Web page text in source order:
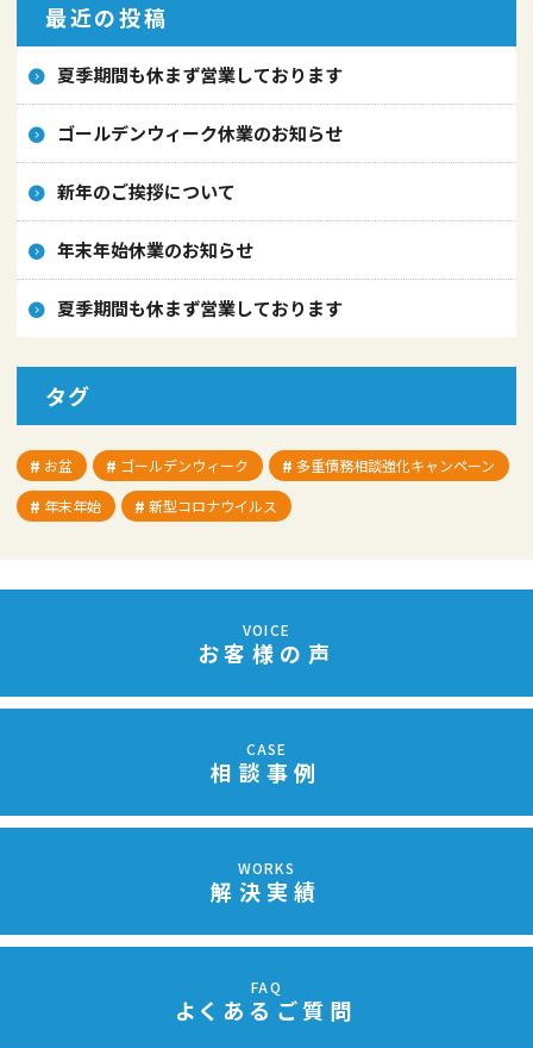
最近の投稿
夏季期間も休まず営業しております
ゴールデンウィーク休業のお知らせ
新年のご挨拶について
年末年始休業のお知らせ
夏季期間も休まず営業しております
タグ
お盆 ゴールデンウィーク
多重債務相談強化キャンペーン
年末年始
新型コロナウイルス
VOICE
お客様の声
CASE
相談事例
WORKS
解決実績
FAQ
よくあるご質問